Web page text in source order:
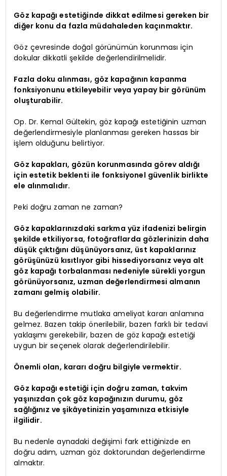
Göz kapağı estetiğinde dikkat edilmesi gereken bir
diğer konu da fazla müdahaleden kaçınmaktır.
Göz çevresinde doğal görünümün korunması için
dokular dikkatli şekilde değerlendirilmelidir.
Fazla doku alınması, göz kapağının kapanma
fonksiyonunu etkileyebilir veya yapay bir görünüm
oluşturabilir.
Op. Dr. Kemal Gültekin, göz kapağı estetiğinin uzman
değerlendirmesiyle planlanması gereken hassas bir
işlem olduğunu belirtiyor.
Göz kapakları, gözün korunmasında görev aldığı
için estetik beklenti ile fonksiyonel güvenlik birlikte
ele alınmalıdır.
Peki doğru zaman ne zaman?
Göz kapaklarınızdaki sarkma yüz ifadenizi belirgin
şekilde etkiliyorsa, fotoğraflarda gözlerinizin daha
düşük çıktığını düşünüyorsanız, üst kapaklarınız
görüşünüzü kısıtlıyor gibi hissediyorsanız veya alt
göz kapağı torbalanması nedeniyle sürekli yorgun
görünüyorsanız, uzman değerlendirmesi almanın
zamanı gelmiş olabilir.
Bu değerlendirme mutlaka ameliyat kararı anlamına
gelmez. Bazen takip önerilebilir, bazen farklı bir tedavi
yaklaşımı gerekebilir, bazen de göz kapağı estetiği
uygun bir seçenek olarak değerlendirilebilir.
Önemli olan, kararı doğru bilgiyle vermektir.
Göz kapağı estetiği için doğru zaman, takvim
yaşınızdan çok göz kapağınızın durumu, göz
sağlığınız ve şikâyetinizin yaşamınıza etkisiyle
ilgilidir.
Bu nedenle aynadaki değişimi fark ettiğinizde en
doğru adım, uzman göz doktorundan değerlendirme
almaktır.